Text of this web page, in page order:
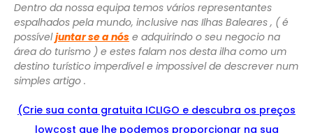
Dentro da nossa equipa temos vários representantes
espalhados pela mundo, inclusive nas Ilhas Baleares , ( é
possíveljuntar se a nós e adquirindo o seu negocio na
área do turismo ) e estes falam nos desta ilha como um
destino turístico imperdível e impossivel de descrever num
simples artigo .
(Crie sua conta gratuita ICLIGO e descubra os preços
lowcost que lhe podemos proporcionar na sua